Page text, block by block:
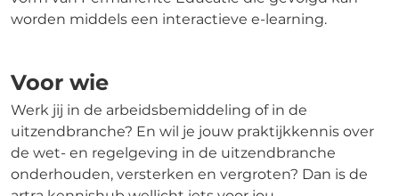
worden middels een interactieve e-learning.
Voor wie
Werk jij in de arbeidsbemiddeling of in de
uitzendbranche? En wil je jouw praktijkkennis over
de wet- en regelgeving in de uitzendbranche
onderhouden, versterken en vergroten? Dan is de